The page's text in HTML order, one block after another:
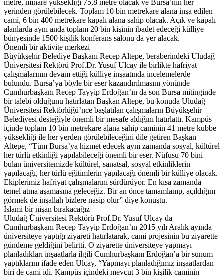
metre, minare yüksekliği 75,8 metre olacak ve Bursa’nın her
yerinden görülebilecek. Toplam 10 bin metrekare alana inşa edilen
cami, 6 bin 400 metrekare kapalı alana sahip olacak. Açık ve kapalı
alanlarda aynı anda toplam 20 bin kişinin ibadet edeceği külliye
bünyesinde 1500 kişilik konferans salonu da yer alacak.
Önemli bir aktivite merkezi
Büyükşehir Belediye Başkanı Recep Altepe, beraberindeki Uludağ
Üniversitesi Rektörü Prof.Dr. Yusuf Ulcay ile birlikte hafriyat
çalışmalarının devam ettiği külliye inşaatında incelemelerde
bulundu. Bursa’ya böyle bir eser kazandırılmasını yönünde
Cumhurbaşkanı Recep Tayyip Erdoğan’ın da son Bursa mitinginde
bir talebi olduğunu hatırlatan Başkan Altepe, bu konuda Uludağ
Üniversitesi Rektörlüğü’nce başlatılan çalışmaların Büyükşehir
Belediyesi desteğiyle önemli bir mesafe aldığını hatırlattı. Kampüs
içinde toplam 10 bin metrekare alana sahip caminin 41 metre kubbe
yüksekliği ile her yerden görülebileceğini dile getiren Başkan
Altepe, “Tüm Bursa’ya hizmet edecek aynı zamanda sosyal, kültürel
her türlü etkinliği yapılabileceği önemli bir eser. Nüfusu 70 bini
bulan üniversitemizde kültürel, sanatsal, sosyal etkinliklerin
yapılacağı, her türlü eğitimlerin yapılacağı önemli bir külliye olacak.
Ekiplerimiz hafriyat çalışmalarını sürdürüyor. En kısa zamanda
temel atma aşamasına geleceğiz. Bir an önce tamamlanıp, açıldığını
görmek de inşallah bizlere nasip olur” diye konuştu.
İslami bir nişan bırakacağız
Uludağ Üniversitesi Rektörü Prof.Dr. Yusuf Ulcay da
Cumhurbaşkanı Recep Tayyip Erdoğan’ın 2015 yılı Aralık ayında
üniversiteye yaptığı ziyareti hatırlatarak, cami projesinin bu ziyarette
gündeme geldiğini belirtti. O ziyarette üniversiteye yapmayı
planladıkları inşaatlarla ilgili Cumhurbaşkanı Erdoğan’a bir sunum
yaptıklarını ifade eden Ulcay, “Yapmayı planladığımız inşaatlardan
biri de cami idi. Kampüs içindeki mevcut 3 bin kişilik caminin